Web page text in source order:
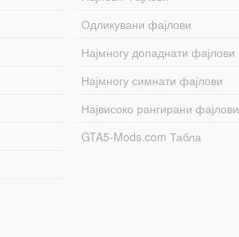
Одликувани фајлови
Најмногу допаднати фајлови
Најмногу симнати фајлови
Највисоко рангирани фајлови
GTA5-Mods.com Табла